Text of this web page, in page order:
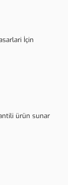
İçin
ürün sunar